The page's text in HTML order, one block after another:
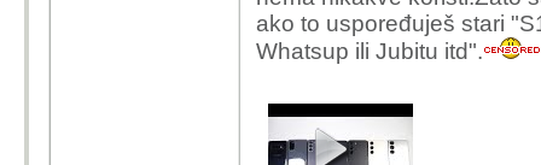
ako to uspoređuješ stari
Whatsup ili Jubitu itd".